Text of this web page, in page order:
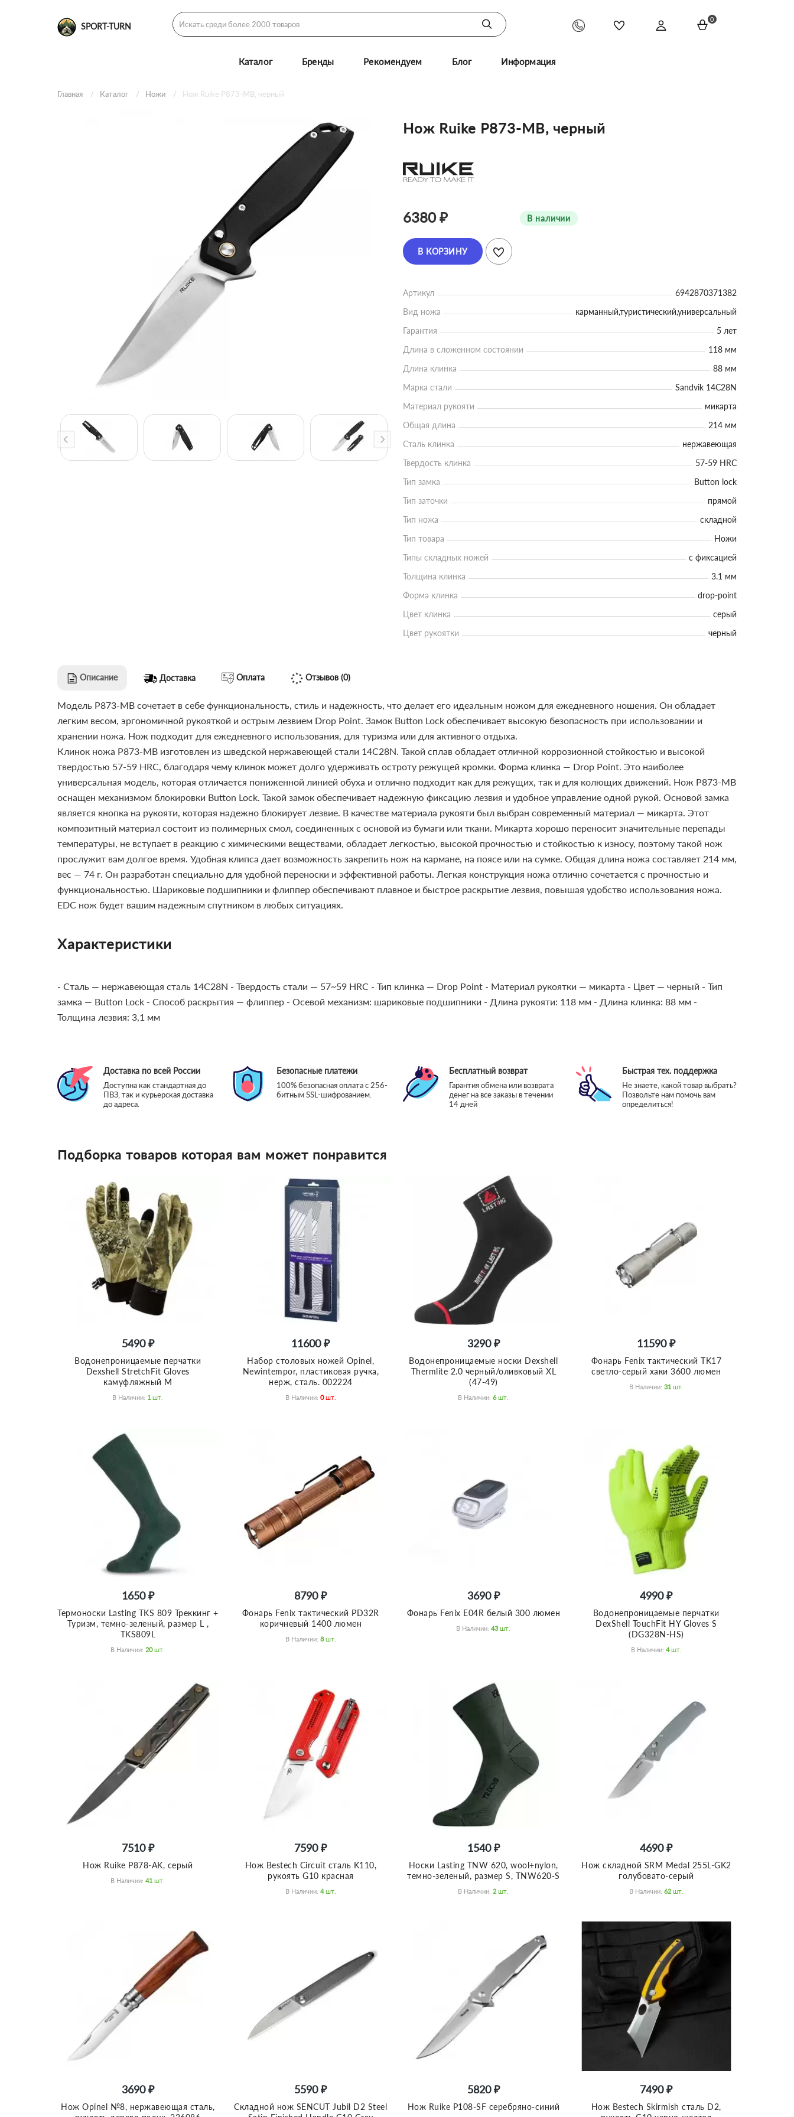
SPORT-TURN
0
Каталог Бренды Рекомендуем Блог Информация
Главная Каталог Ножи Нож Ruike P873-MB, черный
Нож Ruike P873-MB, черный
6380 ₽ В наличии
В КОРЗИНУ
Артикул
6942870371382
Вид ножа
карманный,туристический,универсальный
Гарантия
5 лет
Длина в сложенном состоянии
118 мм
Длина клинка
88 мм
Марка стали
Sandvik 14C28N
Материал рукояти
микарта
Общая длина
214 мм
Сталь клинка
нержавеющая
Твердость клинка
57-59 HRC
Тип замка
Button lock
Тип заточки
прямой
Тип ножа
складной
Тип товара
Ножи
Типы складных ножей
с фиксацией
Толщина клинка
3.1 мм
Форма клинка
drop-point
Цвет клинка
серый
Цвет рукоятки
черный
Описание Доставка Оплата Отзывов (0)
Модель P873-MB сочетает в себе функциональность, стиль и надежность, что делает его идеальным ножом для ежедневного ношения. Он обладает
легким весом, эргономичной рукояткой и острым лезвием Drop Point. Замок Button Lock обеспечивает высокую безопасность при использовании и
хранении ножа. Нож подходит для ежедневного использования, для туризма или для активного отдыха.
Клинок ножа P873-MB изготовлен из шведской нержавеющей стали 14C28N. Такой сплав обладает отличной коррозионной стойкостью и высокой
твердостью 57-59 HRC, благодаря чему клинок может долго удерживать остроту режущей кромки. Форма клинка — Drop Point. Это наиболее
универсальная модель, которая отличается пониженной линией обуха и отлично подходит как для режущих, так и для колющих движений. Нож P873-MB
оснащен механизмом блокировки Button Lock. Такой замок обеспечивает надежную фиксацию лезвия и удобное управление одной рукой. Основой замка
является кнопка на рукояти, которая надежно блокирует лезвие. В качестве материала рукояти был выбран современный материал — микарта. Этот
композитный материал состоит из полимерных смол, соединенных с основой из бумаги или ткани. Микарта хорошо переносит значительные перепады
температуры, не вступает в реакцию с химическими веществами, обладает легкостью, высокой прочностью и стойкостью к износу, поэтому такой нож
прослужит вам долгое время. Удобная клипса дает возможность закрепить нож на кармане, на поясе или на сумке. Общая длина ножа составляет 214 мм,
вес — 74 г. Он разработан специально для удобной переноски и эффективной работы. Легкая конструкция ножа отлично сочетается с прочностью и
функциональностью. Шариковые подшипники и флиппер обеспечивают плавное и быстрое раскрытие лезвия, повышая удобство использования ножа.
EDC нож будет вашим надежным спутником в любых ситуациях.
Характеристики
- Сталь — нержавеющая сталь 14C28N - Твердость стали — 57~59 HRC - Тип клинка — Drop Point - Материал рукоятки — микарта - Цвет — черный - Тип
замка — Button Lock - Способ раскрытия — флиппер - Осевой механизм: шариковые подшипники - Длина рукояти: 118 мм - Длина клинка: 88 мм -
Толщина лезвия: 3,1 мм
Доставка по всей России
Доступна как стандартная до
ПВЗ, так и курьерская доставка
до адреса.
Безопасные платежи
100% безопасная оплата с 256-
битным SSL-шифрованием.
Бесплатный возврат
Гарантия обмена или возврата
денег на все заказы в течении
14 дней
Быстрая тех. поддержка
Не знаете, какой товар выбрать?
Позвольте нам помочь вам
определиться!
Подборка товаров которая вам может понравится
5490 ₽
Водонепроницаемые перчатки
Dexshell StretchFit Gloves
камуфляжный M
В Наличии: 1 Шт.
11600 ₽
Набор столовых ножей Opinel,
Newintempor, пластиковая ручка,
нерж, сталь. 002224
В Наличии: 0 Шт.
3290 ₽
Водонепроницаемые носки Dexshell
Thermlite 2.0 черный/оливковый XL
(47-49)
В Наличии:6 Шт.
11590 ₽
Фонарь Fenix тактический TK17
светло-серый хаки 3600 люмен
В Наличии: 31 Шт.
1650 ₽
Термоноски Lasting TKS 809 Треккинг +
Туризм, темно-зеленый, размер L ,
TKS809L
В Наличии:20 Шт.
8790 ₽
Фонарь Fenix тактический PD32R
коричневый 1400 люмен
В Наличии: 8 Шт.
3690 ₽
Фонарь Fenix E04R белый 300 люмен
В Наличии:43 Шт.
4990 ₽
Водонепроницаемые перчатки
DexShell TouchFit HY Gloves S
(DG328N-HS)
В Наличии: 4 Шт.
7510 ₽
Нож Ruike P878-AK, серый
В Наличии:41 Шт.
7590 ₽
Нож Bestech Circuit сталь K110,
рукоять G10 красная
В Наличии: 4 Шт.
1540 ₽
Носки Lasting TNW 620, wool+nylon,
темно-зеленый, размер S, TNW620-S
В Наличии:2 Шт.
4690 ₽
Нож складной SRM Medal 255L-GK2
голубовато-серый
В Наличии: 62 Шт.
3690 ₽
Нож Opinel №8, нержавеющая сталь,
5590 ₽
Складной нож SENCUT Jubil D2 Steel
5820 ₽
Нож Ruike P108-SF серебряно-синий
7490 ₽
Нож Bestech Skirmish сталь D2,